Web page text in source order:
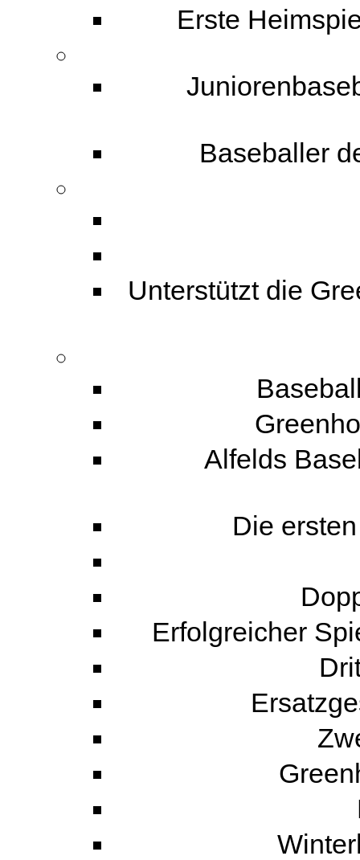
Erste
Baseballer
Unterstützt die
Alfelds
Die
Erfolgreicher